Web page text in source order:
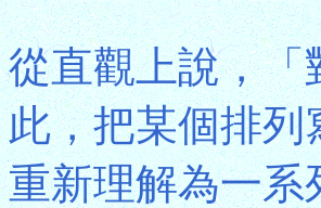
從直觀上說，「
此，把某個排列
重新理解為一系